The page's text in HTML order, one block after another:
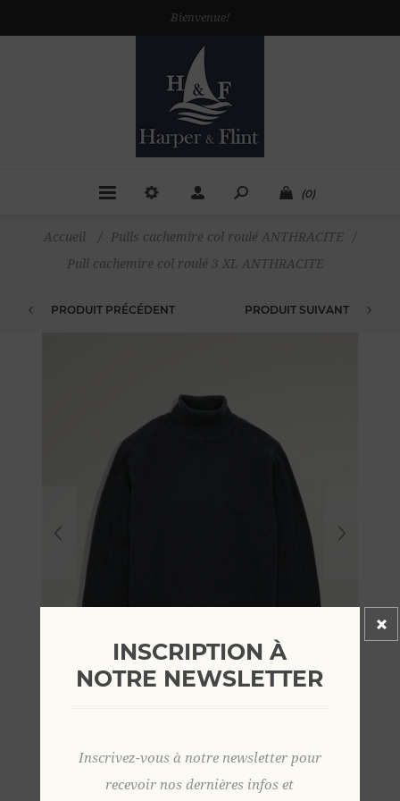
Bienvenue!
(0)
Accueil / Pulls cachemire col roulé ANTHRACITE
/
Pull cachemire col roulé 3 XL ANTHRACITE
PRODUIT PRÉCÉDENT PRODUIT SUIVANT
INSCRIPTION À
NOTRE NEWSLETTER
Inscrivez-vous à notre newsletter pour
recevoir nos dernières infos et